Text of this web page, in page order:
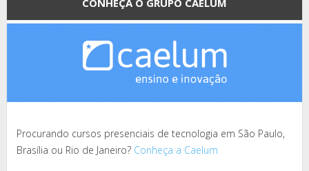
CONHEÇA O GRUPO CAELUM
Procurando cursos presenciais de tecnologia em São Paulo,
Brasília ou Rio de Janeiro? Conheça a Caelum